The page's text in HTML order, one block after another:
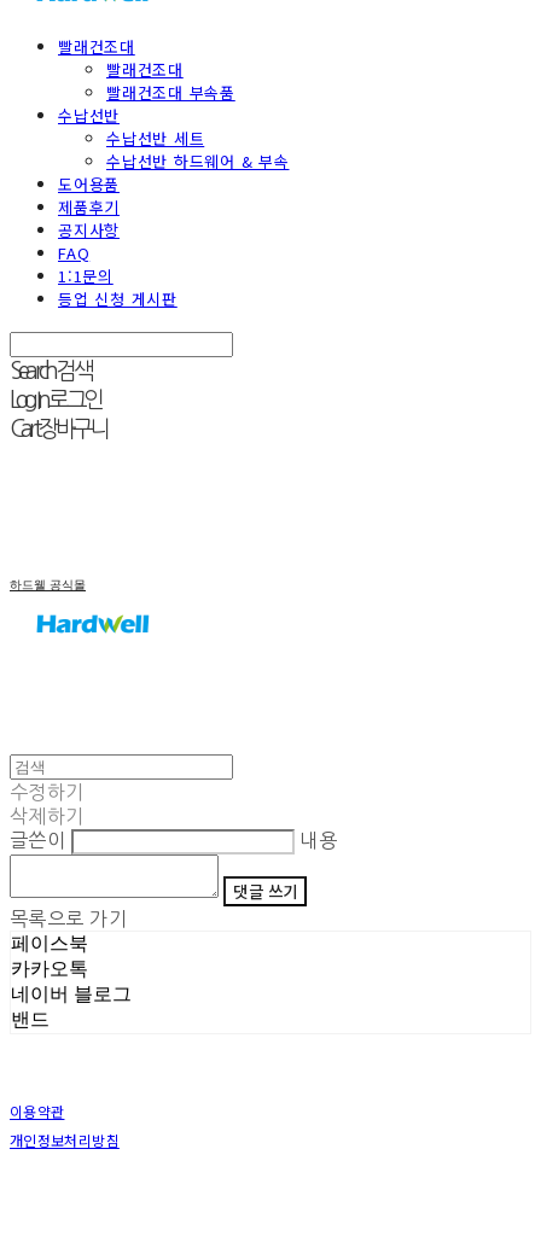
빨래건조대
빨래건조대
빨래건조대 부속품
수납선반
수납선반 세트
수납선반 하드웨어 & 부속
도어용품
제품후기
공지사항
FAQ
1:1문의
등업 신청 게시판
Search검색
Log In로그인
Cart장바구니
하드웰 공식몰
수정하기
삭제하기
글쓴이
내용
댓글 쓰기
목록으로 가기
페이스북
카카오톡
네이버 블로그
밴드
이용약관
개인정보처리방침